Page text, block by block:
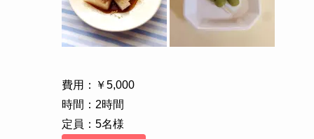
費用：￥5,000
時間：2時間
定員：5名様